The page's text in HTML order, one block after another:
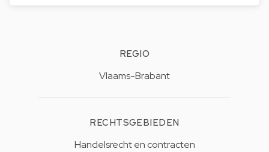
REGIO
Vlaams-Brabant
RECHTSGEBIEDEN
Handelsrecht en contracten